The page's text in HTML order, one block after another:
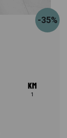
-35%
1